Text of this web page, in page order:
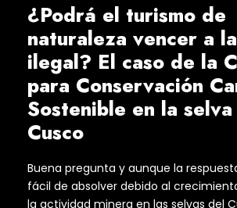
¿Podrá el turismo de
naturaleza vencer a
ilegal? El caso de la
para Conservación
Sostenible en la
Cusco
Buena pregunta y aunque la
fácil de absolver debido al
la actividad minera en las selvas del